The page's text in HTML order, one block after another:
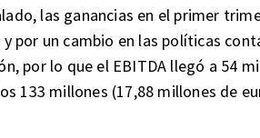
las ganancias en el primer
por un cambio en las políticas
por lo que el EBITDA llegó a 54
133 millones (17,88 millones de